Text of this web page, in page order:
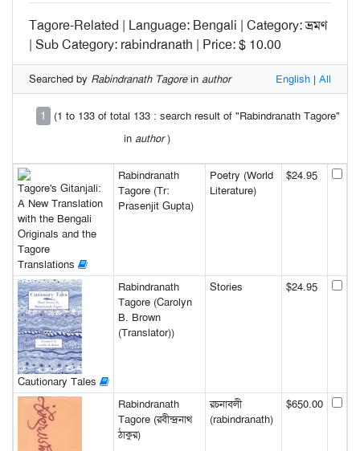
Tagore-Related | Language: Bengali | Category: ভ্রমণ
| Sub Category: rabindranath | Price: $ 10.00
Searched by Rabindranath Tagorein author English | All
1
(1 to 133 of total 133 : search result of "Rabindranath Tagore"
in author)
Tagore's Gitanjali:
A New Translation
with the Bengali
Originals and the
Tagore
Translations
Rabindranath
Tagore (Tr:
Prasenjit Gupta)
Poetry (World
Literature)
$24.95
Cautionary Tales
Rabindranath
Tagore (Carolyn
B. Brown
(Translator))
Stories $24.95
Rabindranath
Tagore (রবীন্দ্রনাথ
ঠাকুর)
রচনাবলী
(rabindranath)
$650.00